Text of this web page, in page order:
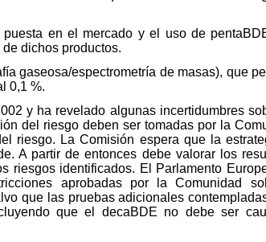
en el mercado y el uso de
dichos productos.
gaseosa/espectrometría de masas), que
0,1 %.
y ha revelado algunas incertidumbres
del riesgo deben ser tomadas por la
riesgo. La Comisión espera que la
A partir de entonces debe valorar los
riesgos identificados. El Parlamento
aprobadas por la Comunidad
que las pruebas adicionales
que el decaBDE no debe ser